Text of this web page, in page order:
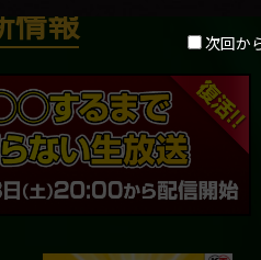
情報 次回か